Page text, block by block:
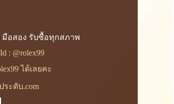
มือสอง รับซื้อทุกสภาพ
: @rolex99
ได้เลยคะ
ระดับ.com